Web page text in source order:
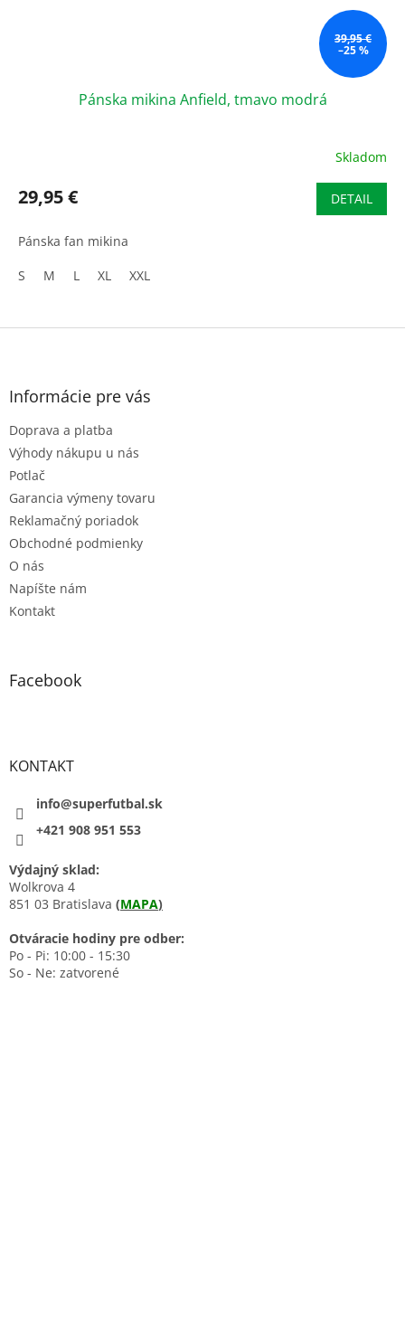
39,95 €
–25 %
Pánska mikina Anfield, tmavo modrá
Skladom
29,95 € DETAIL
Pánska fan mikina
S
M L XL XXL
Z
Informácie pre vás
Doprava a platba
Výhody nákupu u nás
Potlač
Garancia výmeny tovaru
Reklamačný poriadok
Obchodné podmienky
O nás
Napíšte nám
Kontakt
Facebook
KONTAKT
info@superfutbal.sk
+421 908 951 553
Výdajný sklad:
Wolkrova 4
851 03 Bratislava (MAPA)
Otváracie hodiny pre odber:
Po - Pi: 10:00 - 15:30
So - Ne: zatvorené